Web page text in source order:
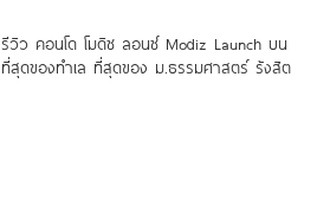
รีวิว คอนโด โมดิซ ลอนซ์ Modiz Launch บน
ที่สุดของทำเล ที่สุดของ ม.ธรรมศาสตร์ รังสิต